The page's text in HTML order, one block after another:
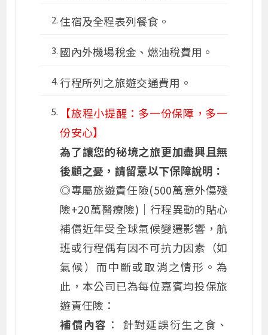
住宿及全程表列餐食。
國內外機場稅金、燃油稅費用。
行程所列之旅遊交通費用。
【旅程小提醒：多一份保障，多一
份安心】
為了讓您的秘境之旅更加盡興且無
後顧之憂，請留意以下保障說明：
◎專屬旅遊責任險(500萬意外傷殘
險+20萬醫療險) ｜行程異動的貼心
補償近年受全球氣候變遷影響，航
班或行程偶有因不可抗力因素（如
氣候）而中斷或取消之情形。為
此，本公司已為每位嘉賓均投保旅
遊責任險：
補償內容 ： 針對延誤衍生之食、